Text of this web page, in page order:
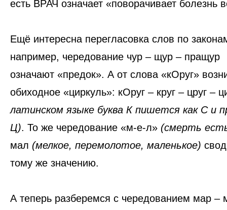
есть ВРАЧ означает «поворачивает болезнь
Ещё интересна перегласовка слов по
например, чередование чур – щур – пращур
означают «предок». А от слова «кОруг»
обиходное «циркуль»: кОруг – круг – цруг –
латинском языке буква К пишется как С и
Ц). То же чередование «м-е-л» (смерть
мал (мелкое, перемолотое, маленькое)
тому же значению.
А теперь разберемся с чередованием мар –